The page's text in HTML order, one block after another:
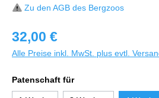
Zu den AGB des Bergzoos
32,00 €
Alle Preise inkl. MwSt. plus evtl.
Patenschaft für